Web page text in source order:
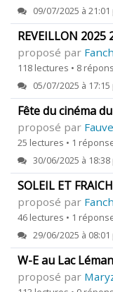
09/07/2025 à 21:01
REVEILLON 2025
proposé par
118 lectures • 8
05/07/2025 à 17:15
Fête du cinéma
proposé par
25 lectures • 1
30/06/2025 à 18:38
SOLEIL ET
proposé par
46 lectures • 1
29/06/2025 à 08:01
W-E au Lac Léman
proposé par